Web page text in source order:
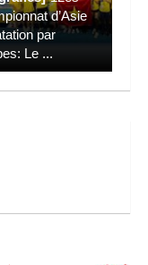
d’Asie
par
Le ...